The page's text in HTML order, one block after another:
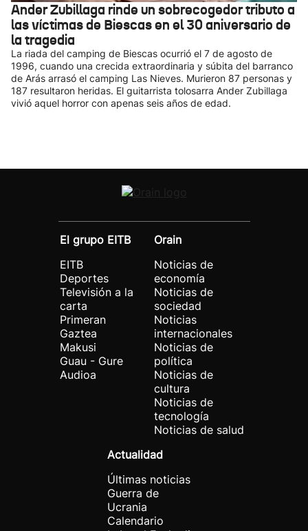
Ander Zubillaga rinde un sobrecogedor tributo a
las víctimas de Biescas en el 30 aniversario de
la tragedia
La riada del camping de Biescas ocurrió el 7 de agosto de
1996, cuando una crecida extraordinaria y súbita del barranco
de Arás arrasó el camping Las Nieves. Murieron 87 personas y
187 resultaron heridas. El guitarrista tolosarra Ander Zubillaga
vivió aquel horror con apenas seis años de edad.
El grupo EITB
EITB
Deportes
Televisión a la
carta
Primeran
Gaztea
Makusi
Guau - Gure
Audioa
Orain
Noticias de
economía
Noticias de
sociedad
Noticias
internacionales
Noticias de
política
Noticias de
cultura
Noticias de
tecnología
Noticias de salud
Actualidad
Últimas noticias
Guerra de
Ucrania
Calendario